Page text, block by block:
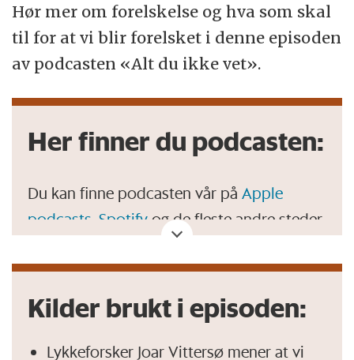
Hør mer om forelskelse og hva som skal
til for at vi blir forelsket i denne episoden
av podcasten «Alt du ikke vet».
Her finner du podcasten:
Du kan finne podcasten vår påApple
podcasts ,Spotify og de fleste andre steder
Kilder brukt i episoden:
Lykkeforsker Joar Vittersø mener at vi